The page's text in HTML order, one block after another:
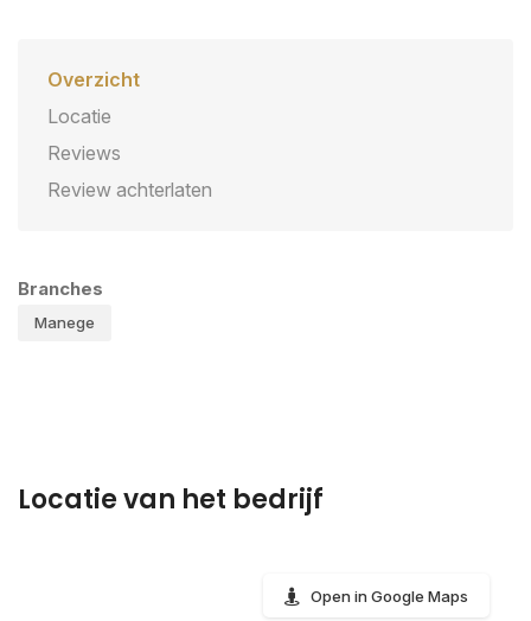
Overzicht
Locatie
Reviews
Review achterlaten
Branches
Manege
Locatie van het bedrijf
Open in Google Maps